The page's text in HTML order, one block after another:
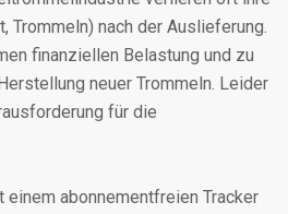
Trommeln) nach der Auslieferung.
finanziellen Belastung und zu
neuer Trommeln. Leider
für die
einem abonnementfreien Tracker